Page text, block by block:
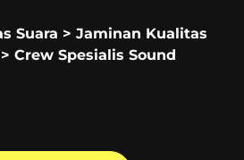
Suara > Jaminan Kualitas
Crew Spesialis Sound